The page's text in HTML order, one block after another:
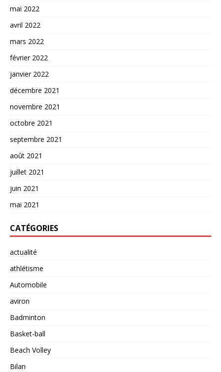
mai 2022
avril 2022
mars 2022
février 2022
janvier 2022
décembre 2021
novembre 2021
octobre 2021
septembre 2021
août 2021
juillet 2021
juin 2021
mai 2021
CATÉGORIES
actualité
athlétisme
Automobile
aviron
Badminton
Basket-ball
Beach Volley
Bilan